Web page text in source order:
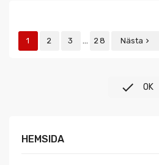
1 2 3 … 28 Nästa 
 OK
HEMSIDA